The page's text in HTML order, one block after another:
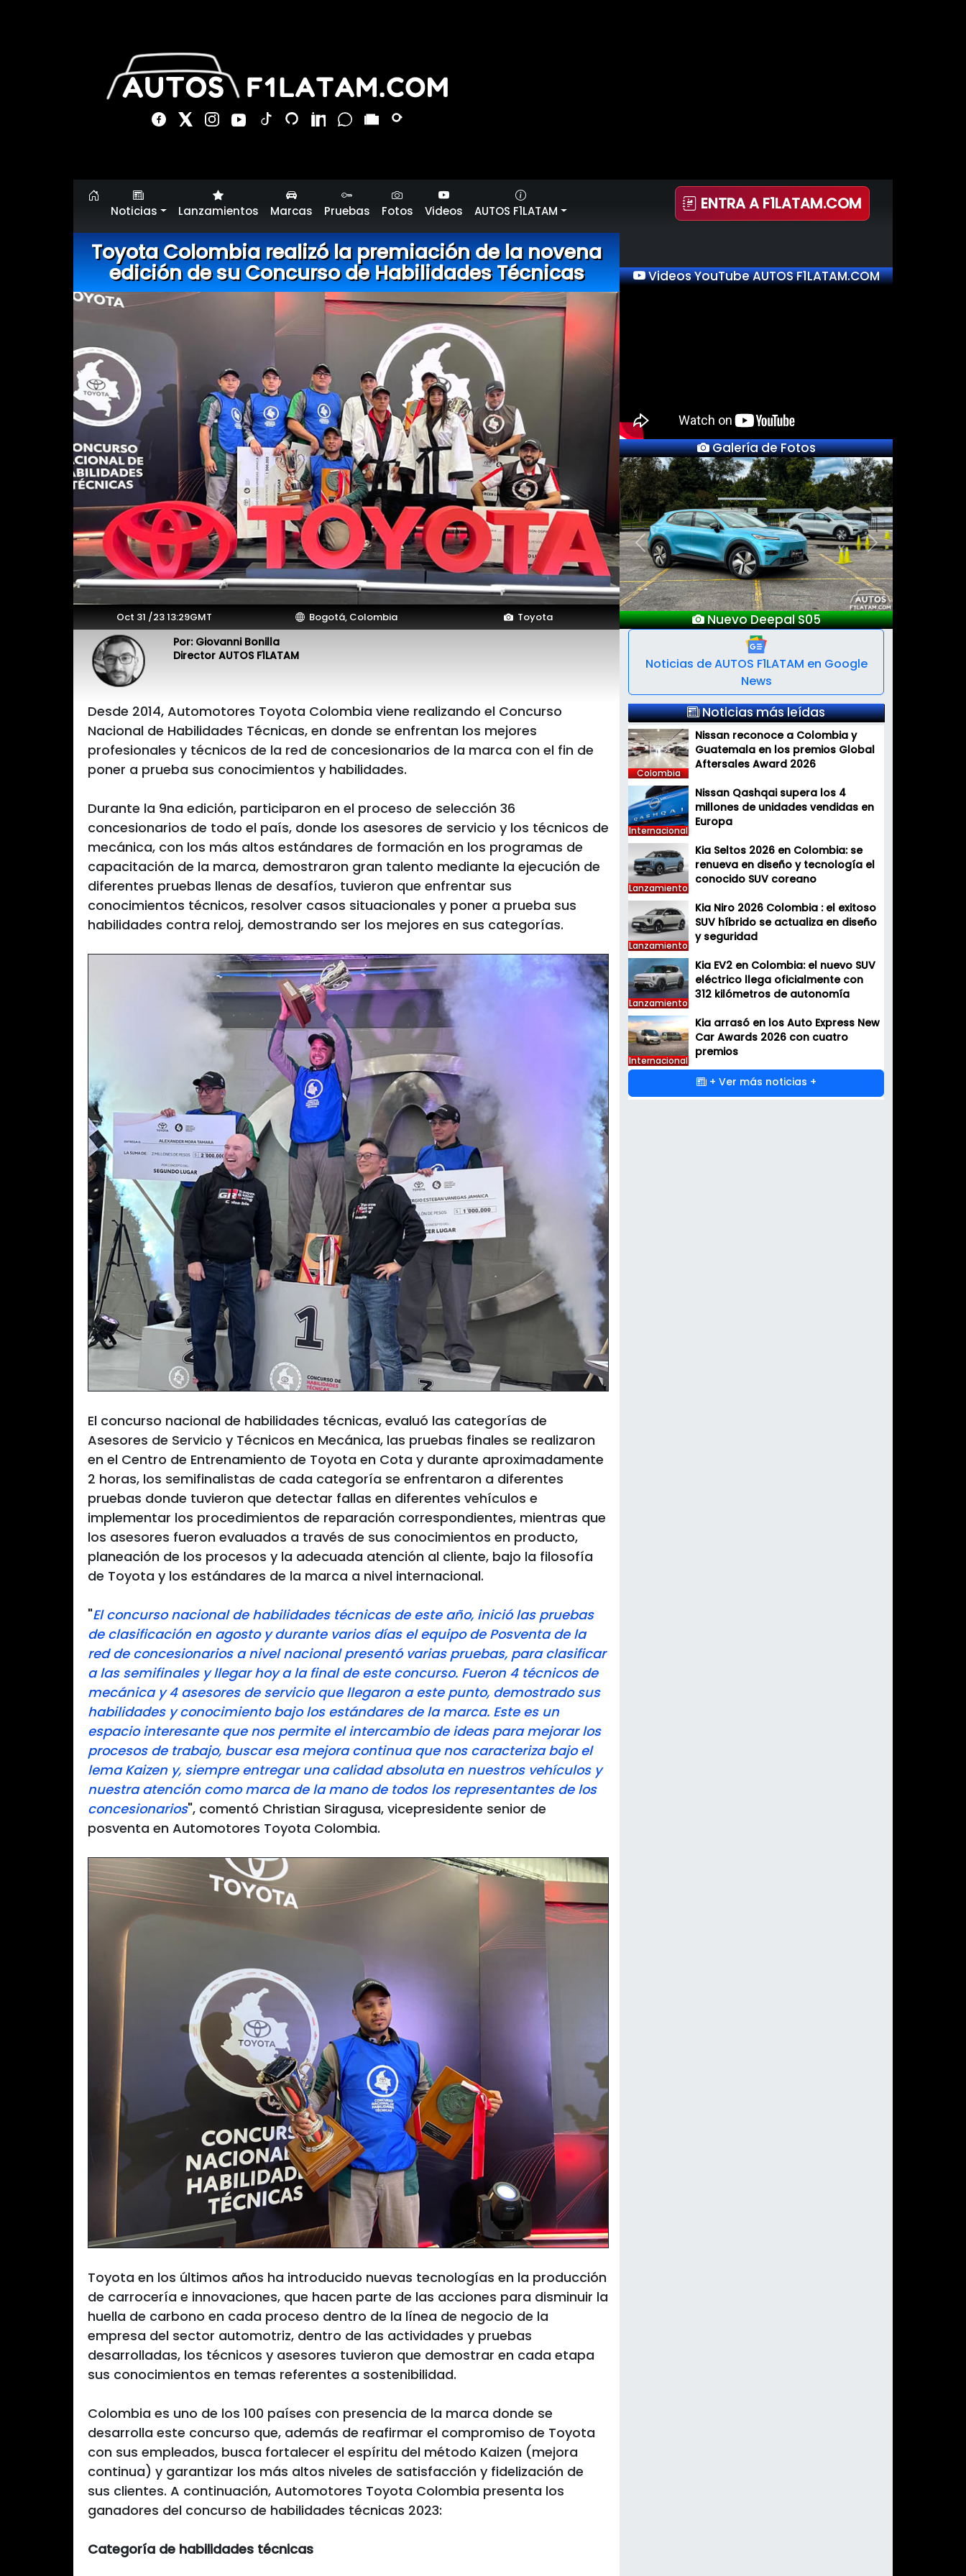
Noticias Lanzamientos Marcas Pruebas Fotos Videos AUTOS F1LATAM ENTRA A F1LATAM.COM
Toyota Colombia realizó la premiación de la novena
edición de su Concurso de Habilidades Técnicas
Oct 31 /23 13:29GMT Bogotá, Colombia Toyota
Por: Giovanni Bonilla
Director AUTOS F1LATAM
Desde 2014, Automotores Toyota Colombia viene realizando el Concurso
Nacional de Habilidades Técnicas, en donde se enfrentan los mejores
profesionales y técnicos de la red de concesionarios de la marca con el fin de
poner a prueba sus conocimientos y habilidades.
Durante la 9na edición, participaron en el proceso de selección 36
concesionarios de todo el país, donde los asesores de servicio y los técnicos de
mecánica, con los más altos estándares de formación en los programas de
capacitación de la marca, demostraron gran talento mediante la ejecución de
diferentes pruebas llenas de desafíos, tuvieron que enfrentar sus
conocimientos técnicos, resolver casos situacionales y poner a prueba sus
habilidades contra reloj, demostrando ser los mejores en sus categorías.
El concurso nacional de habilidades técnicas, evaluó las categorías de
Asesores de Servicio y Técnicos en Mecánica, las pruebas finales se realizaron
en el Centro de Entrenamiento de Toyota en Cota y durante aproximadamente
2 horas, los semifinalistas de cada categoría se enfrentaron a diferentes
pruebas donde tuvieron que detectar fallas en diferentes vehículos e
implementar los procedimientos de reparación correspondientes, mientras que
los asesores fueron evaluados a través de sus conocimientos en producto,
planeación de los procesos y la adecuada atención al cliente, bajo la filosofía
de Toyota y los estándares de la marca a nivel internacional.
"El concurso nacional de habilidades técnicas de este año, inició las pruebas
de clasificación en agosto y durante varios días el equipo de Posventa de la
red de concesionarios a nivel nacional presentó varias pruebas, para clasificar
a las semifinales y llegar hoy a la final de este concurso. Fueron 4 técnicos de
mecánica y 4 asesores de servicio que llegaron a este punto, demostrado sus
habilidades y conocimiento bajo los estándares de la marca. Este es un
espacio interesante que nos permite el intercambio de ideas para mejorar los
procesos de trabajo, buscar esa mejora continua que nos caracteriza bajo el
lema Kaizen y, siempre entregar una calidad absoluta en nuestros vehículos y
nuestra atención como marca de la mano de todos los representantes de los
concesionarios", comentó Christian Siragusa, vicepresidente senior de
posventa en Automotores Toyota Colombia.
Toyota en los últimos años ha introducido nuevas tecnologías en la producción
de carrocería e innovaciones, que hacen parte de las acciones para disminuir la
huella de carbono en cada proceso dentro de la línea de negocio de la
empresa del sector automotriz, dentro de las actividades y pruebas
desarrolladas, los técnicos y asesores tuvieron que demostrar en cada etapa
sus conocimientos en temas referentes a sostenibilidad.
Colombia es uno de los 100 países con presencia de la marca donde se
desarrolla este concurso que, además de reafirmar el compromiso de Toyota
con sus empleados, busca fortalecer el espíritu del método Kaizen (mejora
continua) y garantizar los más altos niveles de satisfacción y fidelización de
sus clientes. A continuación, Automotores Toyota Colombia presenta los
ganadores del concurso de habilidades técnicas 2023:
Categoría de habilidades técnicas
Videos YouTube AUTOS F1LATAM.COM
Galería de Fotos
Lanzamientos Salón Automóvil Bogotá
2025
Previous Next
Noticias de AUTOS F1LATAM en Google
News
Noticias más leídas
Colombia
Nissan reconoce a Colombia y
Guatemala en los premios Global
Internacional
Nissan Qashqai supera los 4
millones de unidades vendidas en
Lanzamiento
Kia Seltos 2026 en Colombia: se
renueva en diseño y tecnología el
Lanzamiento
Kia Niro 2026 Colombia : el exitoso
SUV híbrido se actualiza en diseño
Lanzamiento
Kia EV2 en Colombia: el nuevo SUV
eléctrico llega oficialmente con
Kia arrasó en los Auto Express New
Car Awards 2026 con cuatro
premios
+ Ver más noticias +